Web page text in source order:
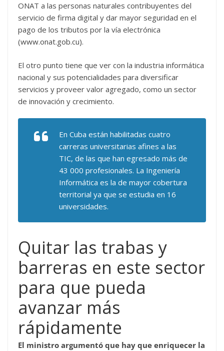
ONAT a las personas naturales contribuyentes del
servicio de firma digital y dar mayor seguridad en el
pago de los tributos por la vía electrónica
(www.onat.gob.cu).
El otro punto tiene que ver con la industria informática
nacional y sus potencialidades para diversificar
servicios y proveer valor agregado, como un sector
de innovación y crecimiento.
En Cuba están habilitadas cuatro
carreras universitarias afines a las
TIC, de las que han egresado más de
43 000 profesionales. La Ingeniería
Informática es la de mayor cobertura
territorial ya que se estudia en 16
universidades.
Quitar las trabas y
barreras en este sector
para que pueda
avanzar más
rápidamente
El ministro argumentó que hay que enriquecer la